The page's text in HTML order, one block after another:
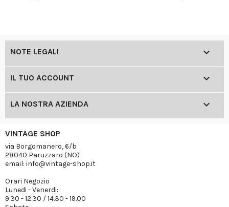
NOTE LEGALI 
IL TUO ACCOUNT 
LA NOSTRA AZIENDA 
VINTAGE SHOP
via Borgomanero, 6/b
28040 Paruzzaro (NO)
email: info@vintage-shop.it
Orari Negozio
Lunedi - Venerdi:
9.30 - 12.30 / 14.30 - 19.00